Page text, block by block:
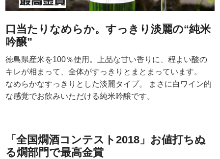
口当たりなめらか。すっきり淡麗の“純米
吟醸”
徳島県産米を100％使用。上品な甘い香りに、程よい酸の
キレが相まって、全体がすっきりとまとまっています。
なめらかなすっきりとした淡麗タイプ。 まさに白ワイン的
な感覚でお飲みいただける純米吟醸です。
「全国燗酒コンテスト2018」お値打ちぬ
る燗部門で最高金賞